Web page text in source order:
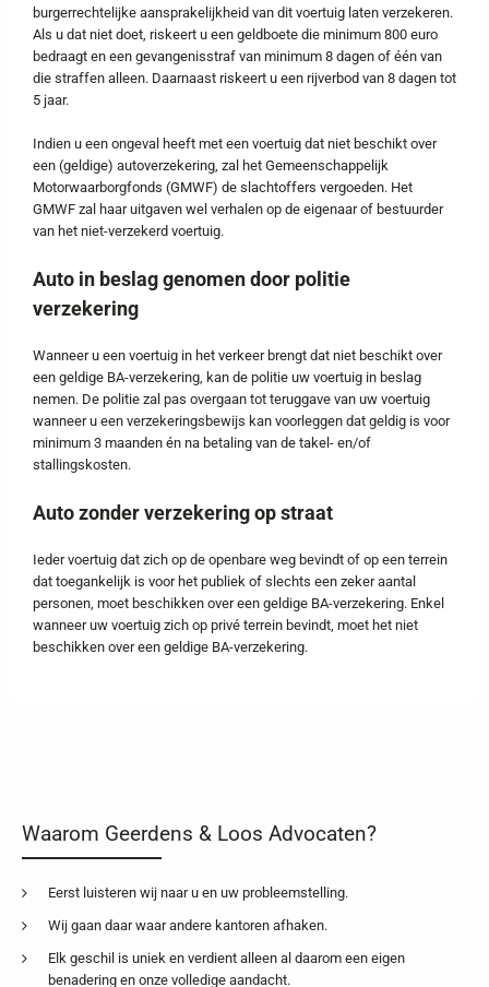
burgerrechtelijke aansprakelijkheid van dit voertuig laten verzekeren.
Als u dat niet doet, riskeert u een geldboete die minimum 800 euro
bedraagt en een gevangenisstraf van minimum 8 dagen of één van
die straffen alleen. Daarnaast riskeert u een rijverbod van 8 dagen tot
5 jaar.
Indien u een ongeval heeft met een voertuig dat niet beschikt over
een (geldige) autoverzekering, zal het Gemeenschappelijk
Motorwaarborgfonds (GMWF) de slachtoffers vergoeden. Het
GMWF zal haar uitgaven wel verhalen op de eigenaar of bestuurder
van het niet-verzekerd voertuig.
Auto in beslag genomen door politie
verzekering
Wanneer u een voertuig in het verkeer brengt dat niet beschikt over
een geldige BA-verzekering, kan de politie uw voertuig in beslag
nemen. De politie zal pas overgaan tot teruggave van uw voertuig
wanneer u een verzekeringsbewijs kan voorleggen dat geldig is voor
minimum 3 maanden én na betaling van de takel- en/of
stallingskosten.
Auto zonder verzekering op straat
Ieder voertuig dat zich op de openbare weg bevindt of op een terrein
dat toegankelijk is voor het publiek of slechts een zeker aantal
personen, moet beschikken over een geldige BA-verzekering. Enkel
wanneer uw voertuig zich op privé terrein bevindt, moet het niet
beschikken over een geldige BA-verzekering.
Waarom Geerdens & Loos Advocaten?
Eerst luisteren wij naar u en uw probleemstelling.
Wij gaan daar waar andere kantoren afhaken.
Elk geschil is uniek en verdient alleen al daarom een eigen
benadering en onze volledige aandacht.